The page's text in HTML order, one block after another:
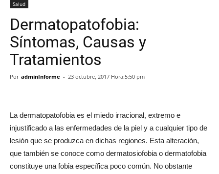
Salud
Dermatopatofobia:
Síntomas, Causas y
Tratamientos
Por adminInforme - 23 octubre, 2017 Hora:5:50 pm
La dermatopatofobia es el miedo irracional, extremo e
injustificado a las enfermedades de la piel y a cualquier tipo de
lesión que se produzca en dichas regiones. Esta alteración,
que también se conoce como dermatosiofobia o dermatofobia
constituye una fobia específica poco común. No obstante